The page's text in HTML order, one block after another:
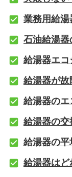
業務用給湯
石油給湯器
給湯器エ
給湯器が故
給湯器の
給湯器の交
給湯器の平
給湯器はど